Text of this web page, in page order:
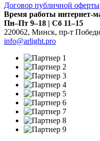
Договор публичной оферты
Время работы интернет-
Пн–Пт 9–18 | Сб 11–15
220062, Минск, пр-т
info@arlight.pro